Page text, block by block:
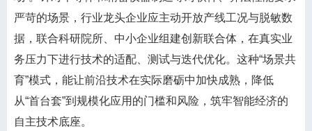
严苛的场景，行业龙头企业应主动开放产线工况与脱敏数
据，联合科研院所、中小企业组建创新联合体，在真实业
务压力下进行技术的适配、测试与迭代优化。这种“场景共
育”模式，能让前沿技术在实际磨砺中加快成熟，降低
从“首台套”到规模化应用的门槛和风险，筑牢智能经济的
自主技术底座。